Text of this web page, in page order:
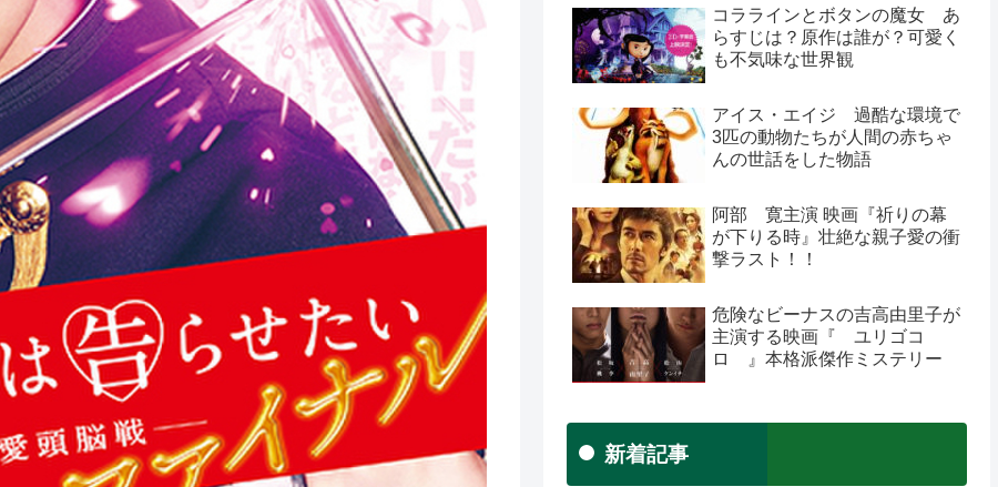
コララインとボタンの魔女 あ
らすじは？原作は誰が？可愛く
も不気味な世界観
アイス・エイジ 過酷な環境で
3匹の動物たちが人間の赤ちゃ
んの世話をした物語
阿部 寛主演 映画『祈りの幕
が下りる時』壮絶な親子愛の衝
撃ラスト！！
危険なビーナスの吉高由里子が
主演する映画『 ユリゴコ
ロ 』本格派傑作ミステリー
新着記事